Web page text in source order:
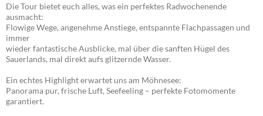
Die Tour bietet euch alles, was ein perfektes Radwochenende
ausmacht:
Flowige Wege, angenehme Anstiege, entspannte Flachpassagen und
immer
wieder fantastische Ausblicke, mal über die sanften Hügel des
Sauerlands, mal direkt aufs glitzernde Wasser.
Ein echtes Highlight erwartet uns am Möhnesee:
Panorama pur, frische Luft, Seefeeling – perfekte Fotomomente
garantiert.